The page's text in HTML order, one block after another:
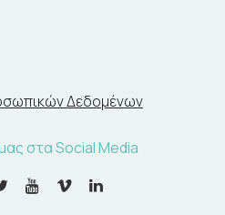
Δεδομένων
στα Social Media